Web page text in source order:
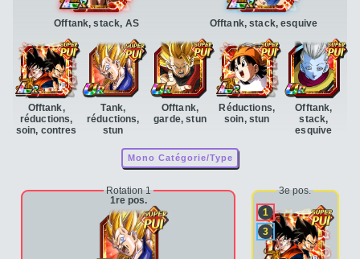
Offtank, stack, AS
Offtank,
réductions,
soin, contres
Tank,
réductions,
stun
Offtank,
garde, stun
Réductions,
soin, stun
Offtank,
stack,
esquive
Offtank, stack, esquive
Mono Catégorie/Type
Rotation 1
1re pos.
3e pos.
1
3